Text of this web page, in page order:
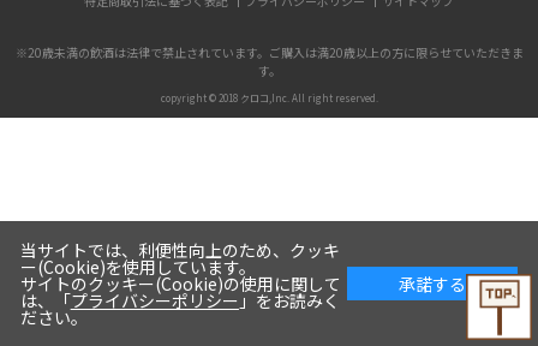
※20歳未満の飲酒は法律で禁止されています。ご購入は満20歳以上の方に限らせていただきま
す。
copyright © 2018 クロコ,Inc. All right reserved.
当サイトでは、利便性向上のため、クッキ
ー(Cookie)を使用しています。
サイトのクッキー(Cookie)の使用に関して
は、「プライバシーポリシー 」をお読みく
ださい。
承諾する